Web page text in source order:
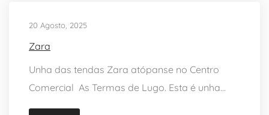
20 Agosto, 2025
Zara
Unha das tendas Zara atópanse no Centro
Comercial As Termas de Lugo. Esta é unha...